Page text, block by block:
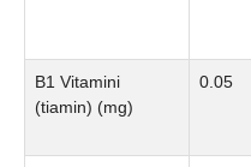
B1 Vitamini
(tiamin) (mg)
0.05